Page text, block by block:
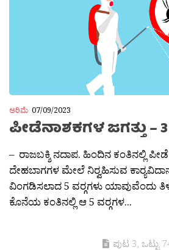
ಅರಿಮೆ 07/09/2023
ಪೀಡೆನಾಶಕಗಳ ಜಗತ್ತು –
– ರಾಜಬಕ್ಶಿ ನದಾಪ. ಹಿಂದಿನ ಕಂತಿನಲ್ಲಿ
ದೇಹಬಾಗಗಳ ಮೇಲೆ ನಿರ‍್ವಹಿಸುವ
ವಿಂಗಡಿಸಲಾದ 5 ವರ‍್ಗಗಳು ಯಾವುವೆಂದು
ಕೊನೆಯ ಕಂತಿನಲ್ಲಿ ಆ 5 ವರ‍್ಗಗಳ...
ಪುಟ 3, ಒಟ್ಟು